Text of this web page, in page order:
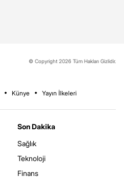
© Copyright 2026 Tüm Hakları Gizlidir.
Künye Yayın İlkeleri
Son Dakika
Sağlık
Teknoloji
Finans